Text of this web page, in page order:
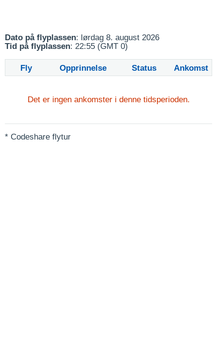
Dato på flyplassen: lørdag 8. august 2026
Tid på flyplassen: 22:55 (GMT 0)
Fly Opprinnelse Status Ankomst
Det er ingen ankomster i denne tidsperioden.
* Codeshare flytur